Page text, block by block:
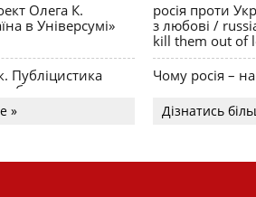
Олега К.
в Універсумі»
Публіцистика
»
росія проти
з любові /
kill them out of
Чому росія –
Дізнатись